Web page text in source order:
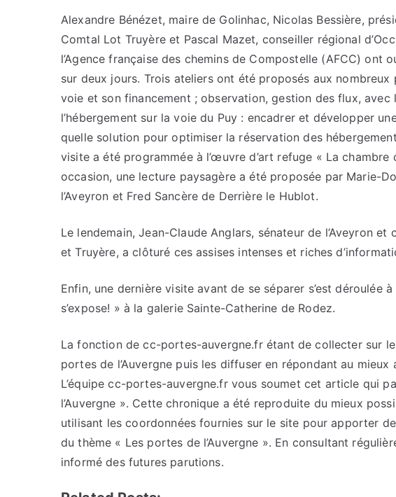
Alexandre Bénézet, maire de Golinhac, Nicolas Bessière,
Comtal Lot Truyère et Pascal Mazet, conseiller régional
l’Agence française des chemins de Compostelle (AFCC) ont
sur deux jours. Trois ateliers ont été proposés aux
voie et son financement ; observation, gestion des flux,
l’hébergement sur la voie du Puy : encadrer et développer
quelle solution pour optimiser la réservation des
visite a été programmée à l’œuvre d’art refuge « La chambre
occasion, une lecture paysagère a été proposée par Marie-
l’Aveyron et Fred Sancère de Derrière le Hublot.
Le lendemain, Jean-Claude Anglars, sénateur de l’Aveyron
et Truyère, a clôturé ces assises intenses et riches
Enfin, une dernière visite avant de se séparer s’est déroulée
s’expose! » à la galerie Sainte-Catherine de Rodez.
La fonction de cc-portes-auvergne.fr étant de collecter sur
portes de l’Auvergne puis les diffuser en répondant au
L’équipe cc-portes-auvergne.fr vous soumet cet article qui
l’Auvergne ». Cette chronique a été reproduite du mieux
utilisant les coordonnées fournies sur le site pour apporter
du thème « Les portes de l’Auvergne ». En consultant
informé des futures parutions.